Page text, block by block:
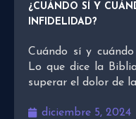
¿CUÁNDO SÍ Y
INFIDELIDAD?
Cuándo sí y
Lo que dice la
superar el dolor de
diciembre 5, 2024